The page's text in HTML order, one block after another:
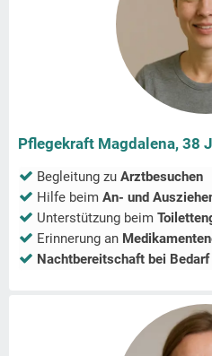
Pflegekraft Magdalena, 38
Begleitung zu Arztbesuchen
Hilfe beim An- und
Unterstützung beim
Erinnerung an
Nachtbereitschaft bei Bedarf